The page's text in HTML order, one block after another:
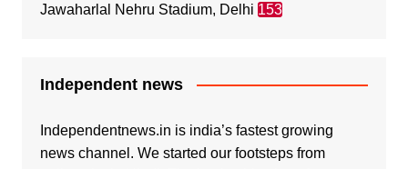
Jawaharlal Nehru Stadium, Delhi 153
Independent news
Independentnews.in is india’s fastest growing
news channel. We started our footsteps from